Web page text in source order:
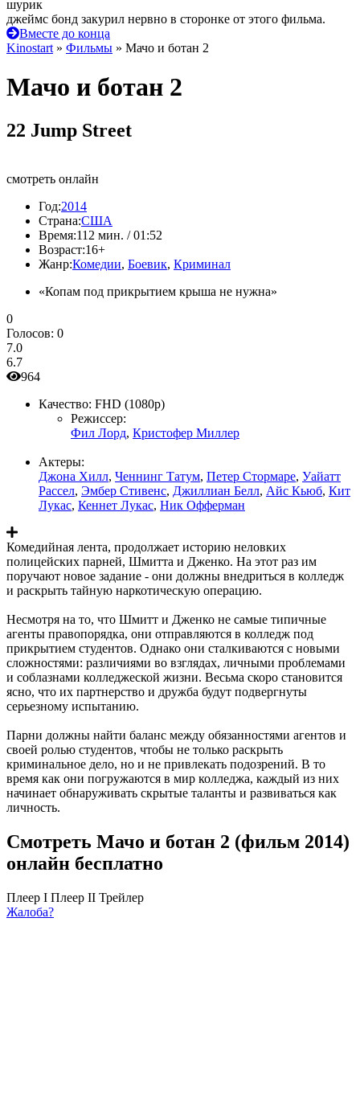
шурик
джеймс бонд закурил нервно в сторонке от этого фильма.
Вместе до конца
Kinostart » Фильмы » Мачо и ботан 2
Мачо и ботан 2
22 Jump Street
смотреть онлайн
Год:2014
Страна:США
Время:112 мин. / 01:52
Возраст:16+
Жанр:Комедии, Боевик, Криминал
«Копам под прикрытием крыша не нужна»
0
Голосов: 0
7.0
6.7
964
Качество: FHD (1080p)
Режиссер:
Фил Лорд, Кристофер Миллер
Актеры:
Джона Хилл, Ченнинг Татум, Петер Стормаре, Уайатт
Рассел, Эмбер Стивенс, Джиллиан Белл, Айс Кьюб, Кит
Лукас, Кеннет Лукас, Ник Офферман
Комедийная лента, продолжает историю неловких
полицейских парней, Шмитта и Дженко. На этот раз им
поручают новое задание - они должны внедриться в колледж
и раскрыть тайную наркотическую операцию.
Несмотря на то, что Шмитт и Дженко не самые типичные
агенты правопорядка, они отправляются в колледж под
прикрытием студентов. Однако они сталкиваются с новыми
сложностями: различиями во взглядах, личными проблемами
и соблазнами колледжеской жизни. Весьма скоро становится
ясно, что их партнерство и дружба будут подвергнуты
серьезному испытанию.
Парни должны найти баланс между обязанностями агентов и
своей ролью студентов, чтобы не только раскрыть
криминальное дело, но и не привлекать подозрений. В то
время как они погружаются в мир колледжа, каждый из них
начинает обнаруживать скрытые таланты и развиваться как
личность.
Смотреть Мачо и ботан 2 (фильм 2014)
онлайн бесплатно
Плеер I Плеер II Трейлер
Жалоба?